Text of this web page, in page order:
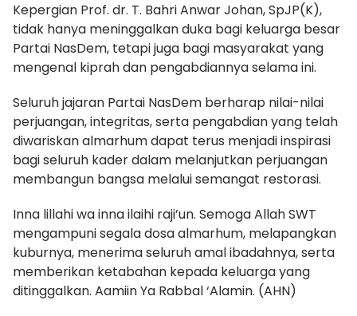
Kepergian Prof. dr. T. Bahri Anwar Johan, SpJP(K),
tidak hanya meninggalkan duka bagi keluarga besar
Partai NasDem, tetapi juga bagi masyarakat yang
mengenal kiprah dan pengabdiannya selama ini.
Seluruh jajaran Partai NasDem berharap nilai-nilai
perjuangan, integritas, serta pengabdian yang telah
diwariskan almarhum dapat terus menjadi inspirasi
bagi seluruh kader dalam melanjutkan perjuangan
membangun bangsa melalui semangat restorasi.
Inna lillahi wa inna ilaihi raji’un. Semoga Allah SWT
mengampuni segala dosa almarhum, melapangkan
kuburnya, menerima seluruh amal ibadahnya, serta
memberikan ketabahan kepada keluarga yang
ditinggalkan. Aamiin Ya Rabbal ‘Alamin. (AHN)